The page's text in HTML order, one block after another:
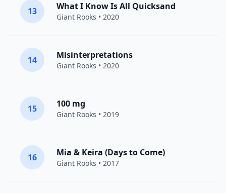
13 What I Know Is All Quicksand
Giant Rooks • 2020
14 Misinterpretations
Giant Rooks • 2020
15 100 mg
Giant Rooks • 2019
16 Mia & Keira (Days to Come)
Giant Rooks • 2017